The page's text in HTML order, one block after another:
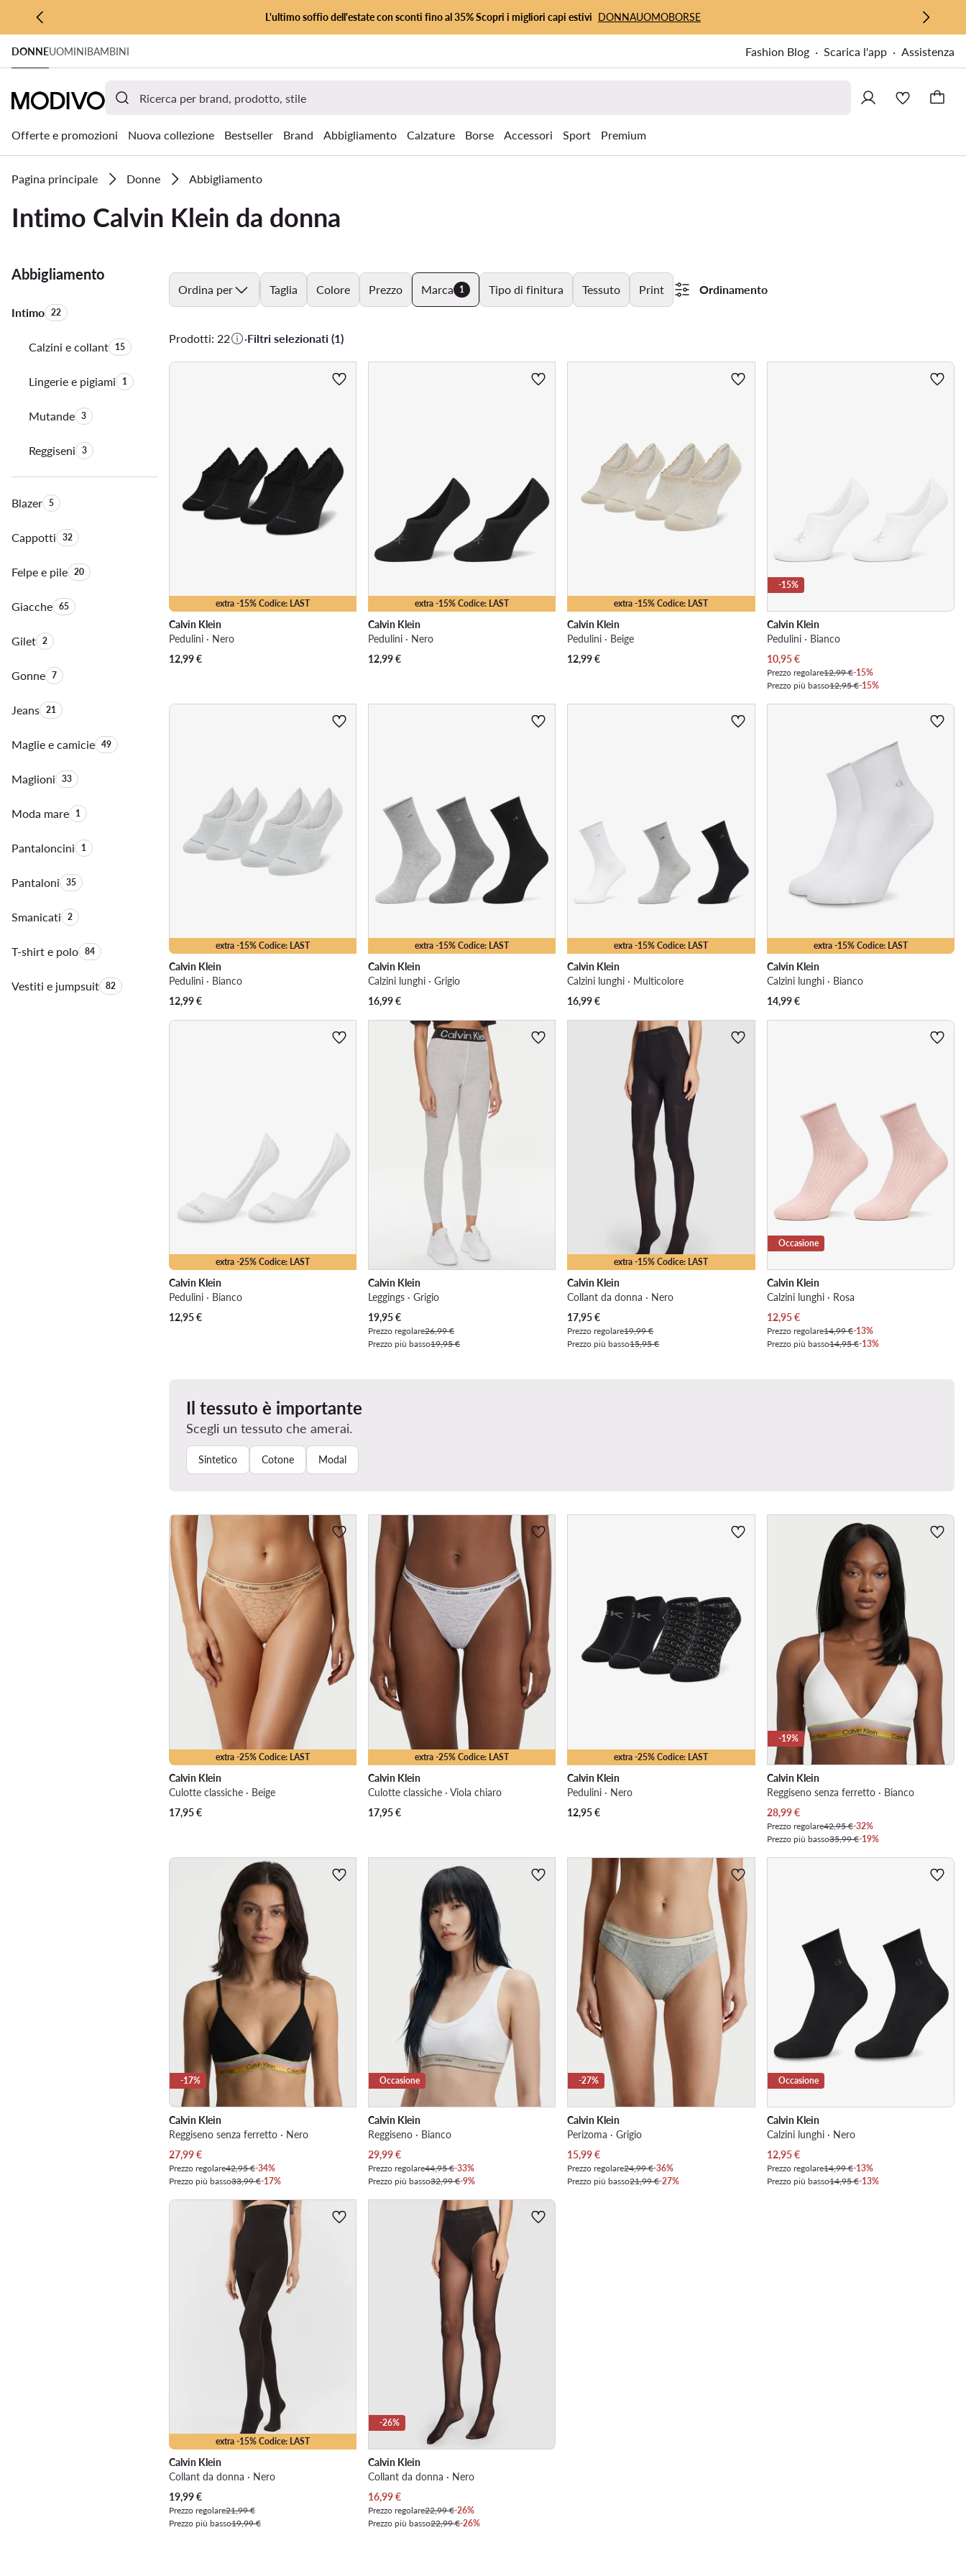
VAI AL CONTENUTO PRINCIPALE
VAI ALLA RICERCA
L'ultimo soffio dell'estate con sconti fino al 35% Scopri i migliori capi estivi DONNAUOMOBORSE
DONNEUOMINIBAMBINI Fashion Blog Scarica l'app Assistenza
Offerte e promozioni Nuova collezione Bestseller Brand Abbigliamento Calzature Borse Accessori Sport Premium
Pagina principale Donne Abbigliamento
Intimo Calvin Klein da donna
Abbigliamento
IntimoQuantità di prodotti:
22
Calzini e collantQuantità di prodotti:
15
Lingerie e pigiamiQuantità di prodotti:
1
MutandeQuantità di prodotti:
3
ReggiseniQuantità di prodotti:
3
BlazerQuantità di prodotti:
5
CappottiQuantità di prodotti:
32
Felpe e pileQuantità di prodotti:
20
GiaccheQuantità di prodotti:
65
GiletQuantità di prodotti:
2
GonneQuantità di prodotti:
7
JeansQuantità di prodotti:
21
Maglie e camicieQuantità di prodotti:
49
MaglioniQuantità di prodotti:
33
Moda mareQuantità di prodotti:
1
PantalonciniQuantità di prodotti:
1
PantaloniQuantità di prodotti:
35
SmanicatiQuantità di prodotti:
2
T-shirt e poloQuantità di prodotti:
84
Vestiti e jumpsuitQuantità di prodotti:
82
Ordina per Taglia Colore Prezzo Marca 1 Tipo di finitura Tessuto Print Ordinamento
Prodotti: 22 ·Filtri selezionati (1)
extra -15% Codice: LAST
Calvin Klein
Pedulini · Nero
12,99€
extra -15% Codice: LAST
Calvin Klein
Pedulini · Nero
12,99€
extra -15% Codice: LAST
Calvin Klein
Pedulini · Beige
12,99€
-15%
Calvin Klein
Pedulini · Bianco
Prezzo attuale
10,95€
Prezzo regolare12,99 €-15%
Prezzo più basso12,95 €-15%
extra -15% Codice: LAST
Calvin Klein
Pedulini · Bianco
12,99€
extra -15% Codice: LAST
Calvin Klein
Calzini lunghi · Grigio
16,99€
extra -15% Codice: LAST
Calvin Klein
Calzini lunghi · Multicolore
16,99€
extra -15% Codice: LAST
Calvin Klein
Calzini lunghi · Bianco
14,99€
extra -25% Codice: LAST
Calvin Klein
Pedulini · Bianco
12,95€
Calvin Klein
Leggings · Grigio
Prezzo attuale
19,95€
Prezzo regolare26,99 €
Prezzo più basso19,95 €
extra -15% Codice: LAST
Calvin Klein
Collant da donna · Nero
Prezzo attuale
17,95€
Prezzo regolare19,99 €
Prezzo più basso15,95 €
Occasione
Calvin Klein
Calzini lunghi · Rosa
Prezzo attuale
12,95€
Prezzo regolare14,99 €-13%
Prezzo più basso14,95 €-13%
Il tessuto è importante
Scegli un tessuto che amerai.
Sintetico Cotone Modal
extra -25% Codice: LAST
Calvin Klein
Culotte classiche · Beige
17,95€
extra -25% Codice: LAST
Calvin Klein
Culotte classiche · Viola chiaro
17,95€
extra -25% Codice: LAST
Calvin Klein
Pedulini · Nero
12,95€
-19%
Calvin Klein
Reggiseno senza ferretto · Bianco
Prezzo attuale
28,99€
Prezzo regolare42,95 €-32%
Prezzo più basso35,99 €-19%
-17%
Calvin Klein
Reggiseno senza ferretto · Nero
Prezzo attuale
27,99€
Prezzo regolare42,95 €-34%
Prezzo più basso33,99 €-17%
Occasione
Calvin Klein
Reggiseno · Bianco
Prezzo attuale
29,99€
Prezzo regolare44,95 €-33%
Prezzo più basso32,99 €-9%
-27%
Calvin Klein
Perizoma · Grigio
Prezzo attuale
15,99€
Prezzo regolare24,99 €-36%
Prezzo più basso21,99 €-27%
Occasione
Calvin Klein
Calzini lunghi · Nero
Prezzo attuale
12,95€
Prezzo regolare14,99 €-13%
Prezzo più basso14,95 €-13%
extra -15% Codice: LAST
Calvin Klein
Collant da donna · Nero
Prezzo attuale
19,99€
Prezzo regolare21,99 €
Prezzo più basso19,99 €
-26%
Calvin Klein
Collant da donna · Nero
Prezzo attuale
16,99€
Prezzo regolare22,99 €-26%
Prezzo più basso22,99 €-26%